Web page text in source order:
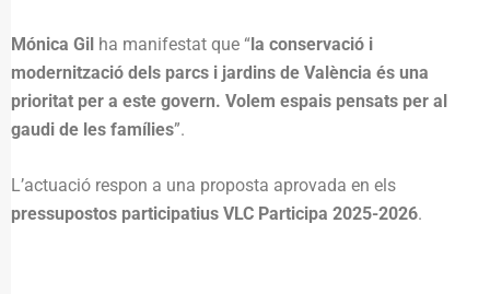
Mónica Gil ha manifestat que “la conservació i
modernització dels parcs i jardins de València és una
prioritat per a este govern. Volem espais pensats per al
gaudi de les famílies”.
L’actuació respon a una proposta aprovada en els
pressupostos participatius VLC Participa 2025-2026.